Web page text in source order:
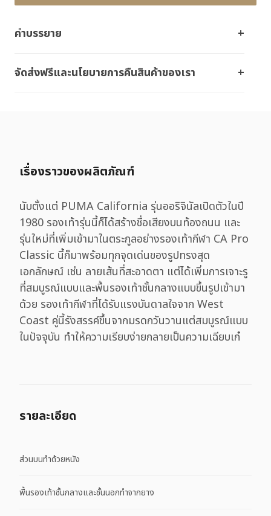
คำบรรยาย
จัดส่งฟรีและนโยบายการคืนสินค้าของเรา
เรื่องราวของผลิตภัณฑ์
นับตั้งแต่ PUMA California รุ่นออริจินัลเปิดตัวในปี
1980 รองเท้ารุ่นนี้ก็ได้สร้างชื่อเสียงบนท้องถนน และ
รุ่นใหม่ที่เพิ่มเข้ามาในตระกูลอย่างรองเท้ากีฬา CA Pro
Classic นี้ก็มาพร้อมทุกจุดเด่นของรูปทรงสุด
เอกลักษณ์ เช่น ลายเส้นที่สะอาดตา แต่ได้เพิ่มการเจาะรู
ที่สมบูรณ์แบบและพื้นรองเท้าชั้นกลางแบบขึ้นรูปเข้ามา
ด้วย รองเท้ากีฬาที่ได้รับแรงบันดาลใจจาก West
Coast คู่นี้รังสรรค์ขึ้นจากมรดกวันวานแต่สมบูรณ์แบบ
ในปัจจุบัน ทำให้ความเรียบง่ายกลายเป็นความเฉียบเก๋
รายละเอียด
ส่วนบนทำด้วยหนัง
พื้นรองเท้าชั้นกลางและชั้นนอกทำจากยาง